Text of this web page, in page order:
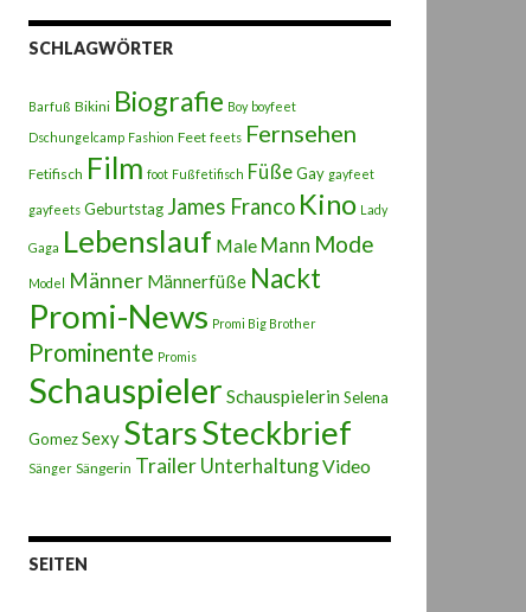
SCHLAGWÖRTER
Barfuß Bikini Biografie Boy boyfeet
Dschungelcamp Fashion Feet feets Fernsehen
Fetifisch Film foot Fußfetifisch FüßeGay gayfeet
gayfeets Geburtstag James Franco Kino Lady
Gaga Lebenslauf Male Mann Mode
Model Männer Männerfüße Nackt
Promi-News Promi Big Brother
Prominente Promis
Schauspieler Schauspielerin Selena
GomezSexy StarsSteckbrief
Sänger Sängerin Trailer UnterhaltungVideo
SEITEN